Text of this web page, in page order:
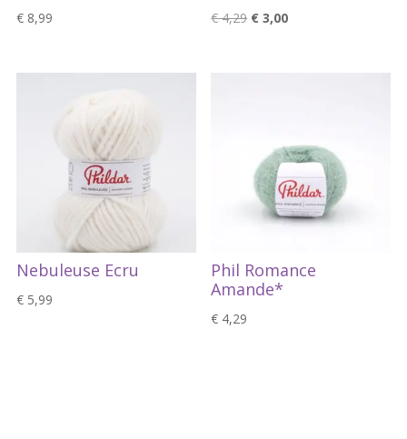
€8,99 €4,29 Oorspronkelijke
€ 3,00Huidige
Nebuleuse Ecru
€5,99
Phil Romance
Amande*
€ 4,29